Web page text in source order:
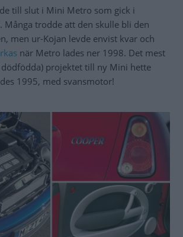
till slut i Mini Metro som gick i
trodde att den skulle bli den
men ur-Kojan levde envist kvar och
när Metro lades ner 1998. Det mest
dödfödda) projektet till ny Mini hette
1995, med svansmotor!